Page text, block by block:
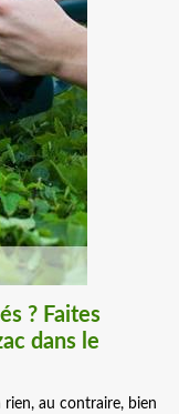
? Faites
dans le
rien, au contraire, bien